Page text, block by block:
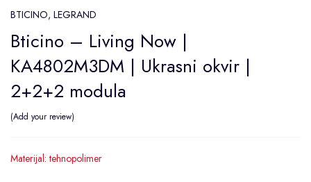
BTICINO, LEGRAND
Bticino – Living Now |
KA4802M3DM | Ukrasni okvir |
2+2+2 modula
Add your review
Materijal: tehnopolimer